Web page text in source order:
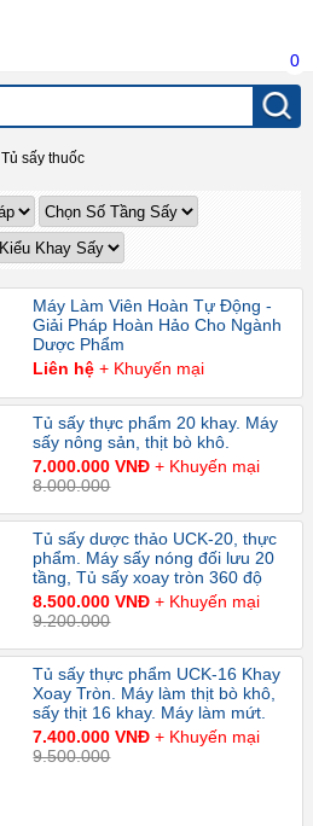
0
Tủ sấy thuốc
Máy Làm Viên Hoàn Tự Động -
Giải Pháp Hoàn Hảo Cho Ngành
Dược Phẩm
Liên hệ+ Khuyến mại
Tủ sấy thực phẩm 20 khay. Máy
sấy nông sản, thịt bò khô.
7.000.000 VNĐ+ Khuyến mại
8.000.000
Tủ sấy dược thảo UCK-20, thực
phẩm. Máy sấy nóng đối lưu 20
tầng, Tủ sấy xoay tròn 360 độ
8.500.000 VNĐ+ Khuyến mại
9.200.000
Tủ sấy thực phẩm UCK-16 Khay
Xoay Tròn. Máy làm thịt bò khô,
sấy thịt 16 khay. Máy làm mứt.
7.400.000 VNĐ+ Khuyến mại
9.500.000